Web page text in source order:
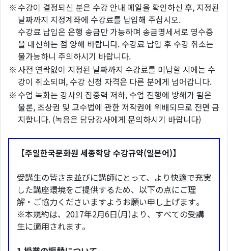
※ 수강이 결정되신 분은 수강 안내 메일을 확인하신 후, 지정된
날짜까지 지정계좌에 수강료를 납입해 주십시오.
수강료 납입은 은행 송금만 가능하며 송금명세서로 영수증
을 대신하는 점 양해 바랍니다. 수강료 납입 후 수강 취소는
불가능하니 주의하시기 바랍니다.
※ 사전 연락없이 지정된 날짜까지 수강료를 미납할 시에는 수
강이 취소되며, 수강 신청 자격은 다른 분에게 넘어갑니다.
※ 수업 녹화는 강사의 집중력 저하, 수업 진행에 방해가 됨은
물론, 초상권 및 교수법에 관한 저작권에 위배되므로 전면 금
지합니다. (녹음은 담당강사에게 문의하시기 바랍니다)
【주일한국문화원 세종학당 수강규약(일본어)】
受講生の皆さま並びに講師にとって、より快適で充実
した講座環境をご提供するため、以下の点にご理
解・ご協力くださいますようお願い申し上げます。
※本規約は、2017年2月6日(月)より、すべての受講
生に適用されます。